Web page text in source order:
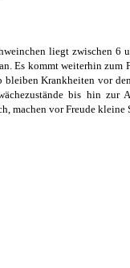
liegt zwischen
Es kommt weiterhin zum
bleiben Krankheiten vor
bis hin
machen vor Freude